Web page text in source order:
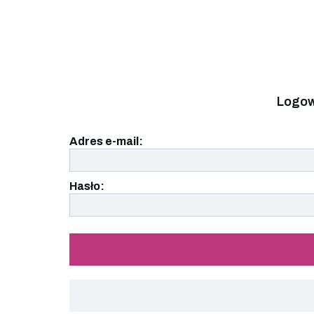
Adres e-mail:
Hasło: